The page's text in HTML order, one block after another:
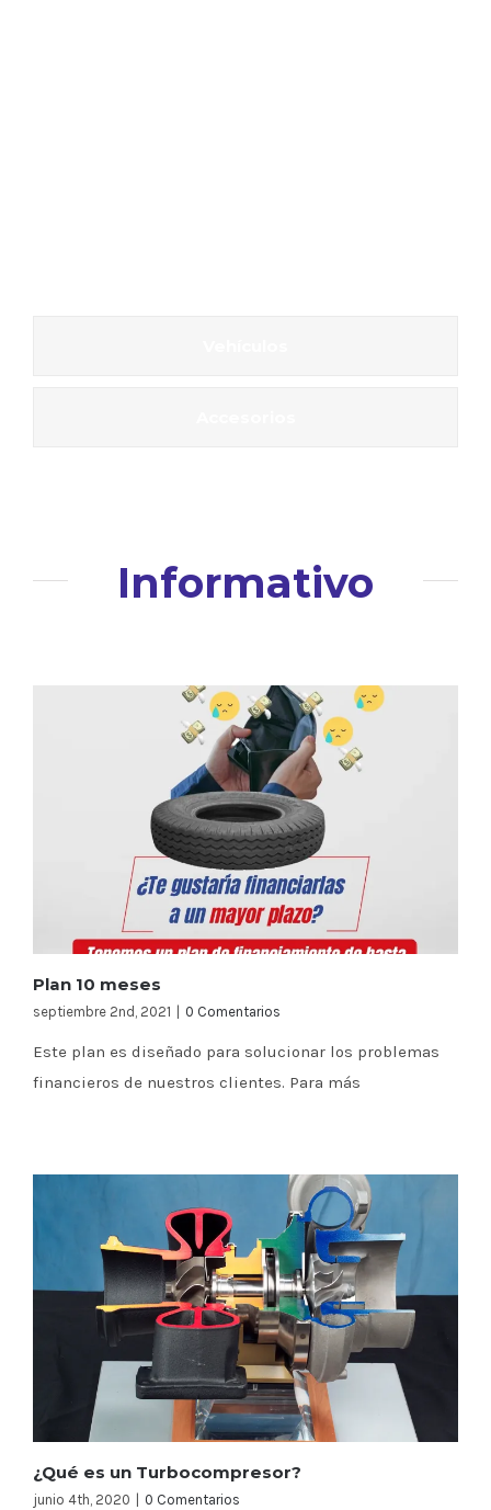
Informativo
Plan 10 meses
septiembre 2nd, 2021 0 Comentarios
Este plan es diseñado para solucionar los problemas
financieros de nuestros clientes. Para más
¿Qué es un Turbocompresor?
junio 4th, 2020 0 Comentarios